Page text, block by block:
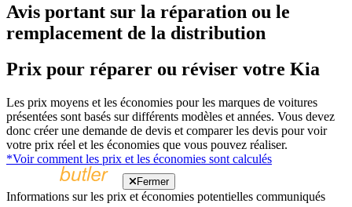
Avis portant sur la réparation ou le
remplacement de la distribution
Prix pour réparer ou réviser votre Kia
Les prix moyens et les économies pour les marques de voitures
présentées sont basés sur différents modèles et années. Vous devez
donc créer une demande de devis et comparer les devis pour voir
votre prix réel et les économies que vous pouvez réaliser.
*Voir comment les prix et les économies sont calculés
Fermer
Informations sur les prix et économies potentielles communiqués